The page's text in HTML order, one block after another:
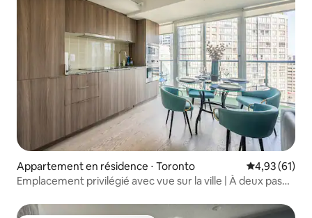
Appartement en résidence ⋅ Toronto Évaluation
4,93 (61)
Emplacement privilégié avec vue sur la ville | À deux pas